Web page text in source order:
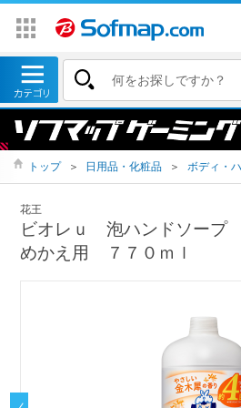
トップ ＞ 日用品・化粧品 ＞ ボディ・
花王
ビオレｕ 泡ハンドソー
めかえ用 ７７０ｍｌ